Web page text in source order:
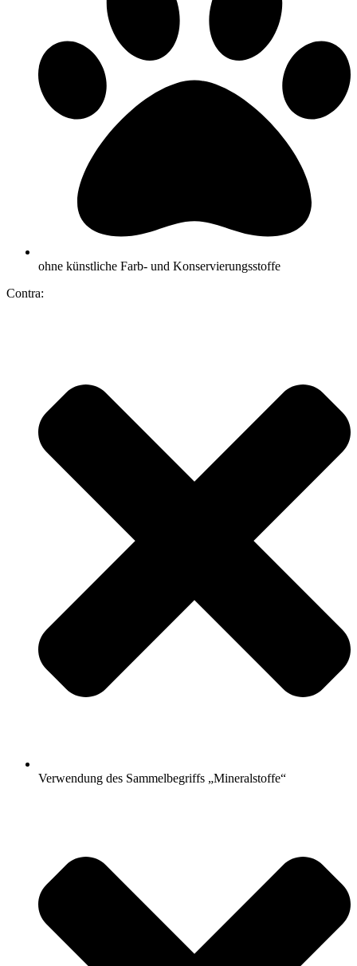
ohne künstliche Farb- und Konservierungsstoffe
Contra:
Verwendung des Sammelbegriffs „Mineralstoffe“